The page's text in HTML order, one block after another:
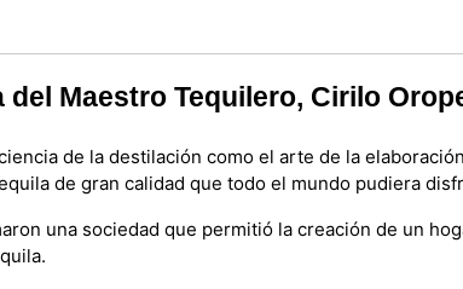
Maestro Tequilero, Cirilo
de la destilación como el arte de la
de gran calidad que todo el mundo pudiera
una sociedad que permitió la creación de un